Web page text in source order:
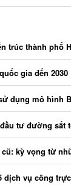
trúc thành phố
gia đến 2030
dụng mô hình
tư đường sắt
kỳ vọng từ
dịch vụ công